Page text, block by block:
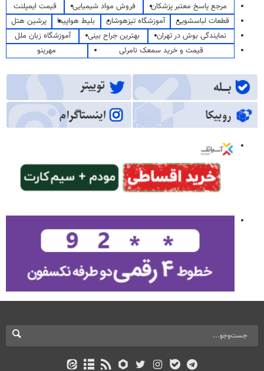
مرجع پاسخ معتبر پزشکان
فروش مواد شیمیایی
قیمت ایمپلنت
قطعات لباسشویی
آموزشگاه تیزهوشان بلیط هواپیما
پرشین هتل
نمایندگی بوش در تهران
بهترین جراح بینی
آموزشگاه زبان ملل
قیمت و خرید سمعک نامرئی
مهرینو